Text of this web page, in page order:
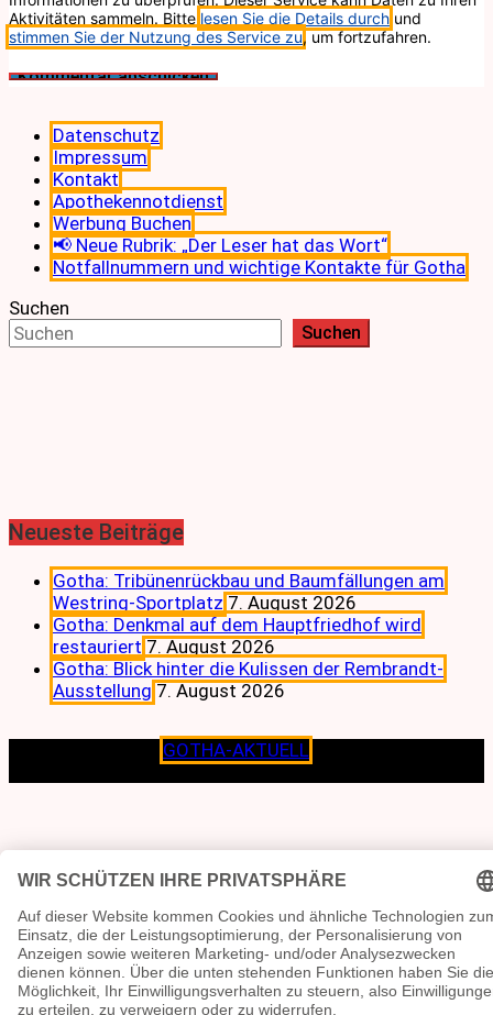
Aktivitäten sammeln. Bitte lesen Sie die Details durch und
stimmen Sie der Nutzung des Service zu, um fortzufahren.
Datenschutz
Impressum
Kontakt
Apothekennotdienst
Werbung Buchen
📢 Neue Rubrik: „Der Leser hat das Wort“
Notfallnummern und wichtige Kontakte für Gotha
Suchen
Suchen
Neueste Beiträge
Gotha: Tribünenrückbau und Baumfällungen am
Westring-Sportplatz 7. August 2026
Gotha: Denkmal auf dem Hauptfriedhof wird
restauriert 7. August 2026
Gotha: Blick hinter die Kulissen der Rembrandt-
Ausstellung 7. August 2026
GOTHA-AKTUELL
Lokalen verpflichtet.